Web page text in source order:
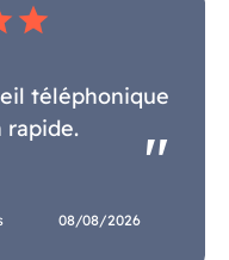
star
téléphonique
08/08/2026